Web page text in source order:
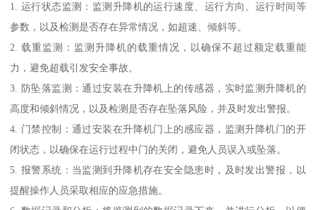
1. 运行状态监测：监测升降机的运行速度、运行方向、运行时间等
参数，以及检测是否存在异常情况，如超速、倾斜等。
2. 载重监测：监测升降机的载重情况，以确保不超过额定载重能
力，避免超载引发安全事故。
3. 防坠落监测：通过安装在升降机上的传感器，实时监测升降机的
高度和倾斜情况，以及检测是否存在坠落风险，并及时发出警报。
4. 门禁控制：通过安装在升降机门上的感应器，监测升降机门的开
闭状态，以确保在运行过程中门的关闭，避免人员误入或坠落。
5. 报警系统：当监测到升降机存在安全隐患时，及时发出警报，以
提醒操作人员采取相应的应急措施。